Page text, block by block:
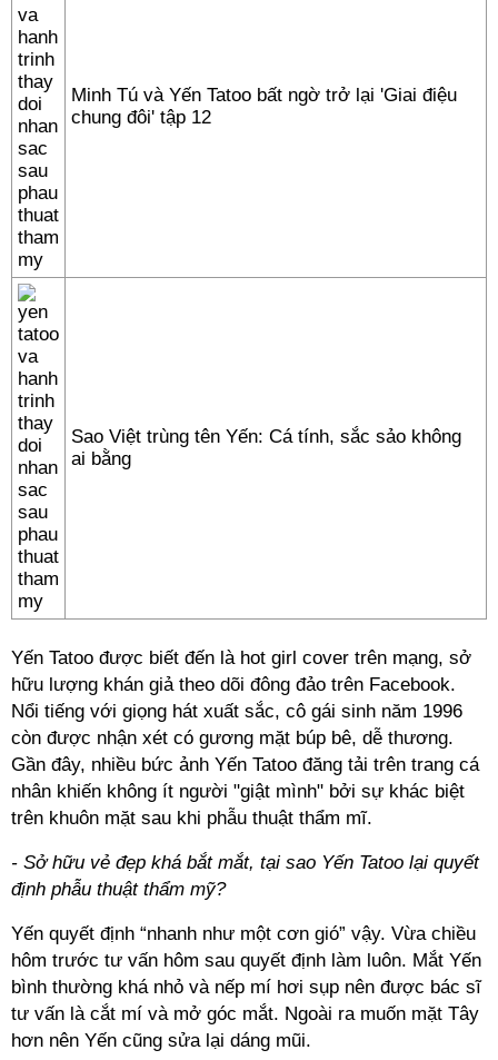
Minh Tú và Yến Tatoo bất ngờ trở lại 'Giai điệu
chung đôi' tập 12
Sao Việt trùng tên Yến: Cá tính, sắc sảo không
ai bằng
Yến Tatoo được biết đến là hot girl cover trên mạng, sở
hữu lượng khán giả theo dõi đông đảo trên Facebook.
Nổi tiếng với giọng hát xuất sắc, cô gái sinh năm 1996
còn được nhận xét có gương mặt búp bê, dễ thương.
Gần đây, nhiều bức ảnh Yến Tatoo đăng tải trên trang cá
nhân khiến không ít người "giật mình" bởi sự khác biệt
trên khuôn mặt sau khi phẫu thuật thẩm mĩ.
- Sở hữu vẻ đẹp khá bắt mắt, tại sao Yến Tatoo lại quyết
định phẫu thuật thẩm mỹ?
Yến quyết định “nhanh như một cơn gió” vậy. Vừa chiều
hôm trước tư vấn hôm sau quyết định làm luôn. Mắt Yến
bình thường khá nhỏ và nếp mí hơi sụp nên được bác sĩ
tư vấn là cắt mí và mở góc mắt. Ngoài ra muốn mặt Tây
hơn nên Yến cũng sửa lại dáng mũi.